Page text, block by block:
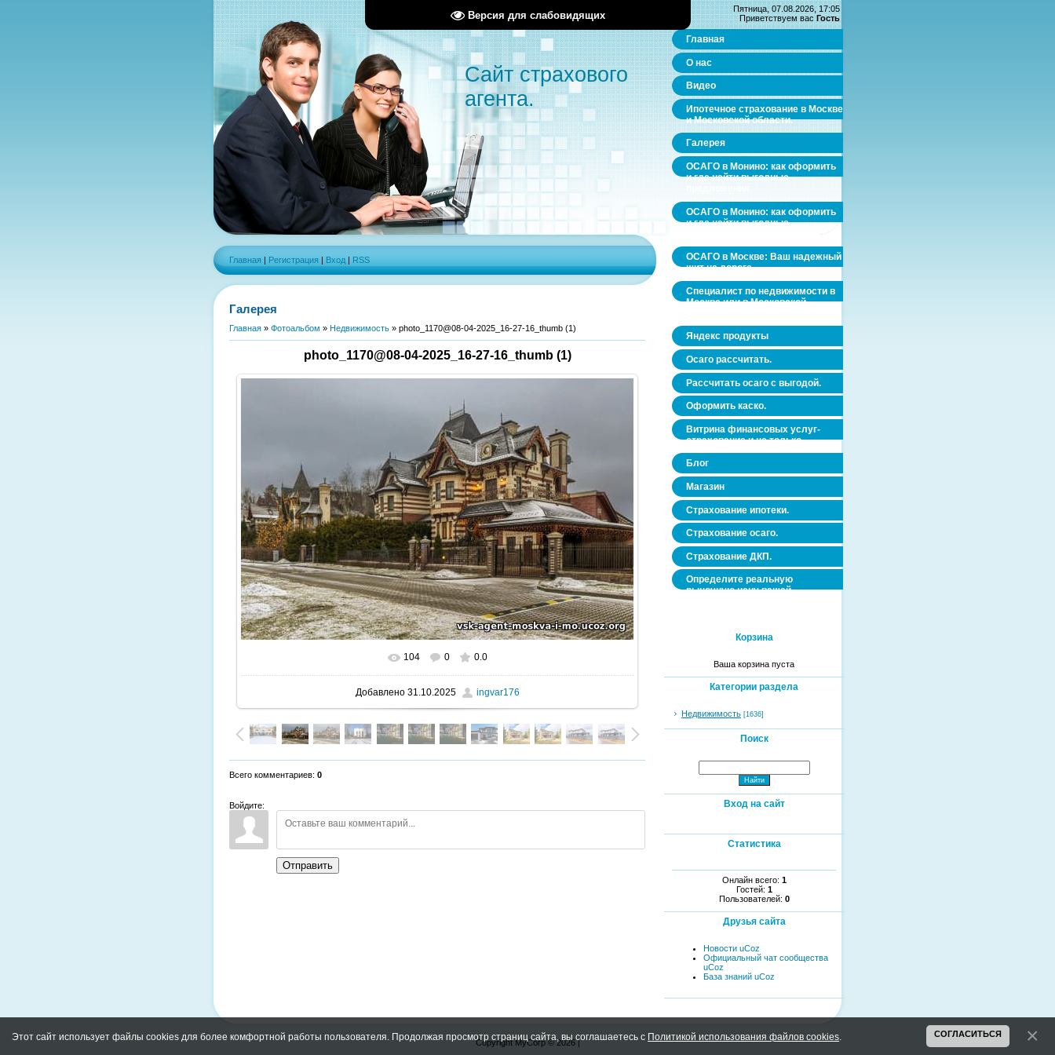
Версия для слабовидящих
Сайт страхового
агента.
Главная | Регистрация | Вход | RSS
Галерея
Главная » Фотоальбом » Недвижимость » photo_1170@08-04-2025_16-27-16_thumb (1)
photo_1170@08-04-2025_16-27-16_thumb (1)
В реальном размере 520x346
104 0 0.0
Добавлено31.10.2025 ingvar176
Всего комментариев: 0
Войдите:
Отправить
Пятница, 07.08.2026, 17:05
Приветствуем вас Гость
Главная
О нас
Видео
Ипотечное страхование в Москве
и Московской области.
Галерея
ОСАГО в Монино: как оформить
и где найти выгодные
ОСАГО в Монино: как оформить
и где найти выгодные
ОСАГО в Москве: Ваш надежный
щит на дороге
Специалист по недвижимости в
Москве или в Московской
Яндекс продукты
Осаго рассчитать.
Рассчитать осаго с выгодой.
Оформить каско.
Витрина финансовых услуг-
страхование и не только.
Блог
Магазин
Страхование ипотеки.
Страхование осаго.
Страхование ДКП.
Определите реальную
рыночную цену вашей
Корзина
Ваша корзина пуста
Категории раздела
Недвижимость [1636]
Поиск
Вход на сайт
Статистика
Онлайн всего: 1
Гостей: 1
Пользователей: 0
Друзья сайта
Новости uCoz
Официальный чат сообщества
uCoz
База знаний uCoz
Copyright MyCorp © 2026|
Этот сайт использует файлы cookies для более комфортной работы пользователя. Продолжая просмотр страниц сайта, вы соглашаетесь с Политикой использования файлов cookies СОГЛАСИТЬСЯ